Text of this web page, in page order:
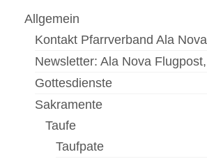
Allgemein
Kontakt Pfarrverband Ala
Newsletter: Ala Nova
Gottesdienste
Sakramente
Taufe
Taufpate